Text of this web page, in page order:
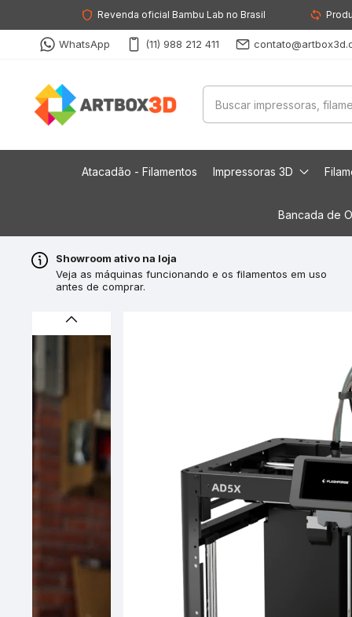
Revenda oficial Bambu Lab no Brasil
WhatsApp (11) 988 212 411
Atacadão - Filamentos Impressoras 3D
Bancada de
Showroom ativo na loja
Veja as máquinas funcionando e os filamentos em uso
antes de comprar.